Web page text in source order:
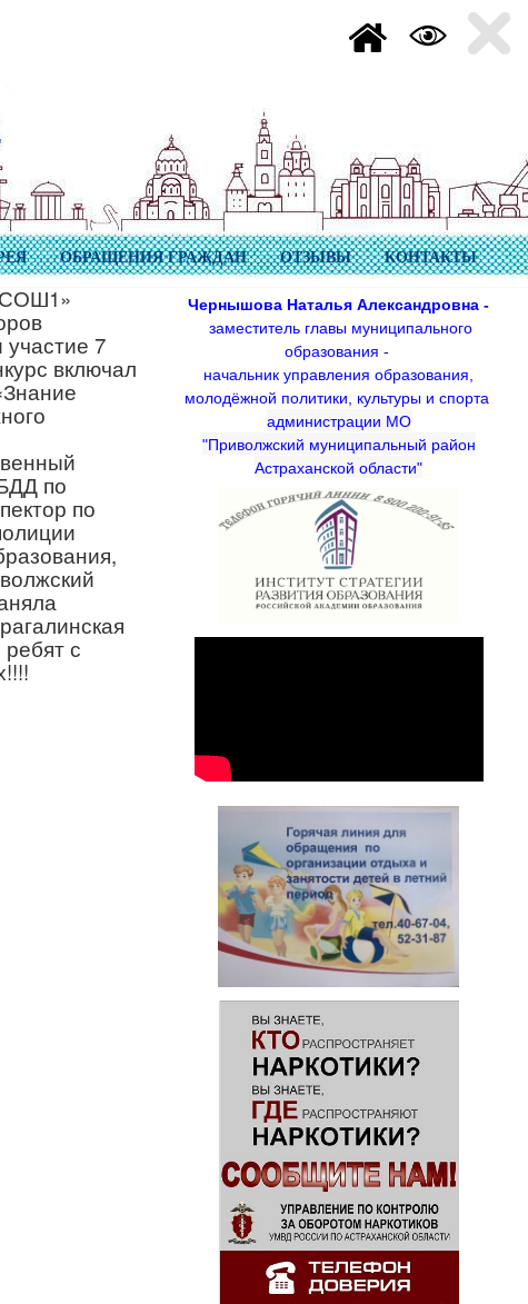
ОБРАЩЕНИЯ ГРАЖДАН ОТЗЫВЫ КОНТАКТЫ
Чернышова Наталья Александровна -
заместитель главы муниципального
образования -
начальник управления образования,
молодёжной политики, культуры и спорта
администрации МО
"Приволжский муниципальный район
Астраханской области"
СОШ1»
7
включал
по
по
с